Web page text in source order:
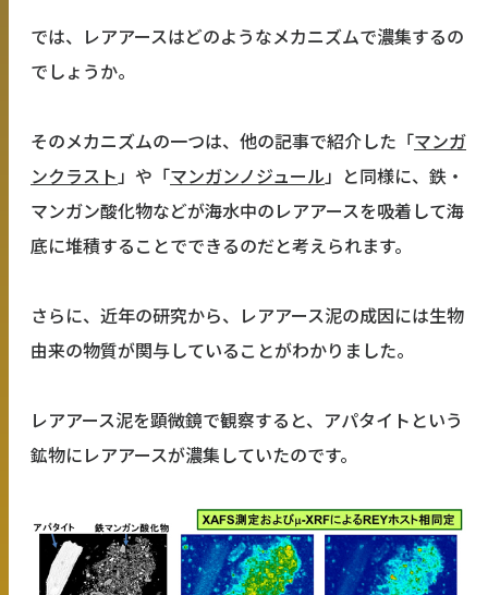
では、レアアースはどのようなメカニズムで濃集するの
でしょうか。
そのメカニズムの一つは、他の記事で紹介した「マンガ
ンクラスト」や「マンガンノジュール」と同様に、鉄・
マンガン酸化物などが海水中のレアアースを吸着して海
底に堆積することでできるのだと考えられます。
さらに、近年の研究から、レアアース泥の成因には生物
由来の物質が関与していることがわかりました。
レアアース泥を顕微鏡で観察すると、アパタイトという
鉱物にレアアースが濃集していたのです。